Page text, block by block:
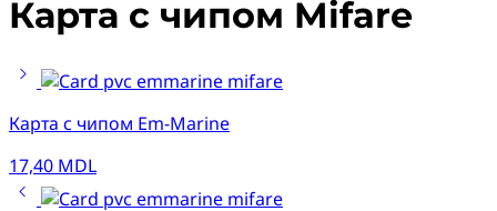
Карта с чипом Mifare
Карта с чипом Em-Marine
17,40 MDL